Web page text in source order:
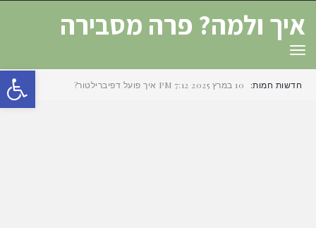
איך ולמה? פרה מסבירה
תפריט
חדשות חמות: 10 במרץ 2025 7:12 PM איך פועל דפיברילטור?